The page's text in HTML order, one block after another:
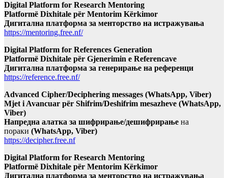
Digital Platform for Research Mentoring
Platformë Dixhitale për Mentorim Kërkimor
Дигитална платформа за менторство на истражувања
https://mentoring.free.nf/
Digital Platform for References Generation
Platformë Dixhitale për Gjenerimin e Referencave
Дигитална платформа за генерирање на референци
https://reference.free.nf/
Advanced Cipher/Deciphering messages (WhatsApp, Viber)
Mjet i Avancuar për Shifrim/Deshifrim mesazheve (WhatsApp,
Viber)
Напредна алатка за шифрирање/дешифрирање на
пораки (WhatsApp, Viber)
https://decipher.free.nf
Digital Platform for Research Mentoring
Platformë Dixhitale për Mentorim Kërkimor
Дигитална платформа за менторство на истражувања